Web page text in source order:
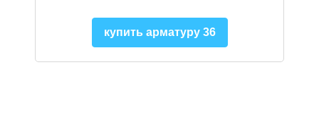
купить арматуру 36